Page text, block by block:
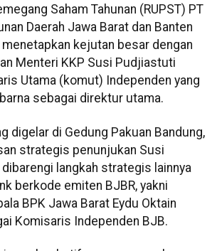
Saham Tahunan (RUPST) PT
Daerah Jawa Barat dan Banten
kejutan besar dengan
Menteri KKP Susi Pudjiastuti
Utama (komut) Independen yang
sebagai direktur utama.
digelar di Gedung Pakuan Bandung,
strategis penunjukan Susi
langkah strategis lainnya
berkode emiten BJBR, yakni
BPK Jawa Barat Eydu Oktain
Komisaris Independen BJB.